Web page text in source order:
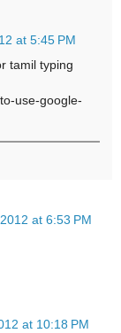
at 5:45 PM
tamil typing
use-google-
at 6:53 PM
at 10:18 PM